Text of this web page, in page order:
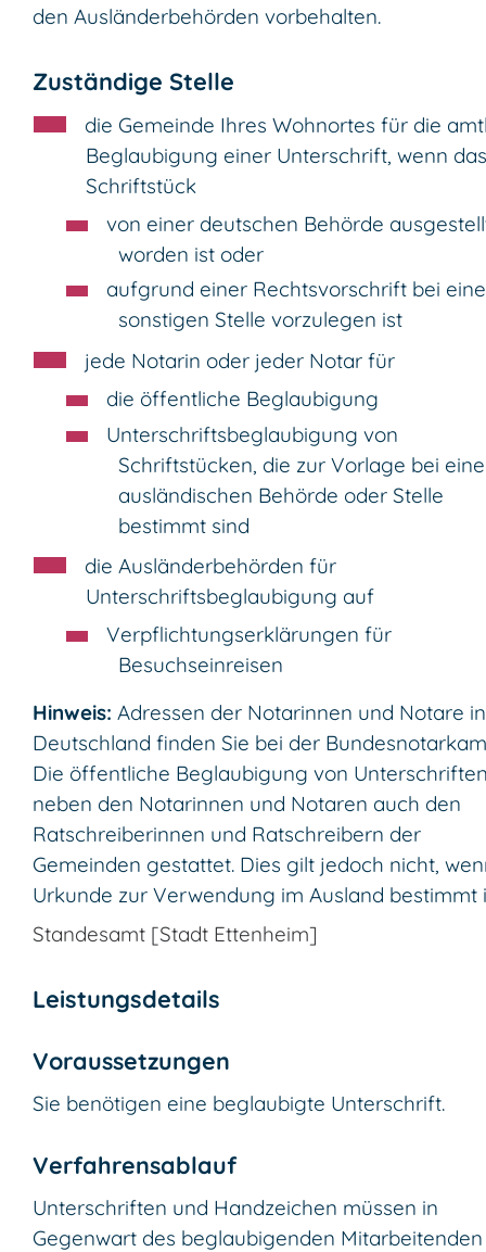
den Ausländerbehörden vorbehalten.
Zuständige Stelle
die Gemeinde Ihres Wohnortes für die
Beglaubigung einer Unterschrift, wenn das
Schriftstück
von einer deutschen Behörde
worden ist oder
aufgrund einer Rechtsvorschrift bei
sonstigen Stelle vorzulegen ist
jede Notarin oder jeder Notar für
die öffentliche Beglaubigung
Unterschriftsbeglaubigung von
Schriftstücken, die zur Vorlage bei
ausländischen Behörde oder Stelle
bestimmt sind
die Ausländerbehörden für
Unterschriftsbeglaubigung auf
Verpflichtungserklärungen für
Besuchseinreisen
Hinweis: Adressen der Notarinnen und Notare in
Deutschland finden Sie bei der
Die öffentliche Beglaubigung von
neben den Notarinnen und Notaren auch den
Ratschreiberinnen und Ratschreibern der
Gemeinden gestattet. Dies gilt jedoch nicht,
Urkunde zur Verwendung im Ausland bestimmt
Standesamt [Stadt Ettenheim]
Leistungsdetails
Voraussetzungen
Sie benötigen eine beglaubigte Unterschrift.
Verfahrensablauf
Unterschriften und Handzeichen müssen in
Gegenwart des beglaubigenden Mitarbeitenden